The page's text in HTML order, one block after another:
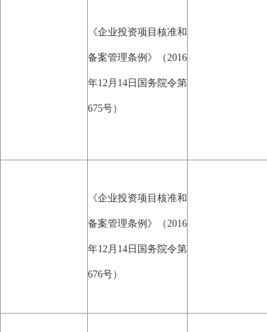
《企业投资项目核准和
备案管理条例》（2016
年12月14日国务院令第
675号）
《企业投资项目核准和
备案管理条例》（2016
年12月14日国务院令第
676号）